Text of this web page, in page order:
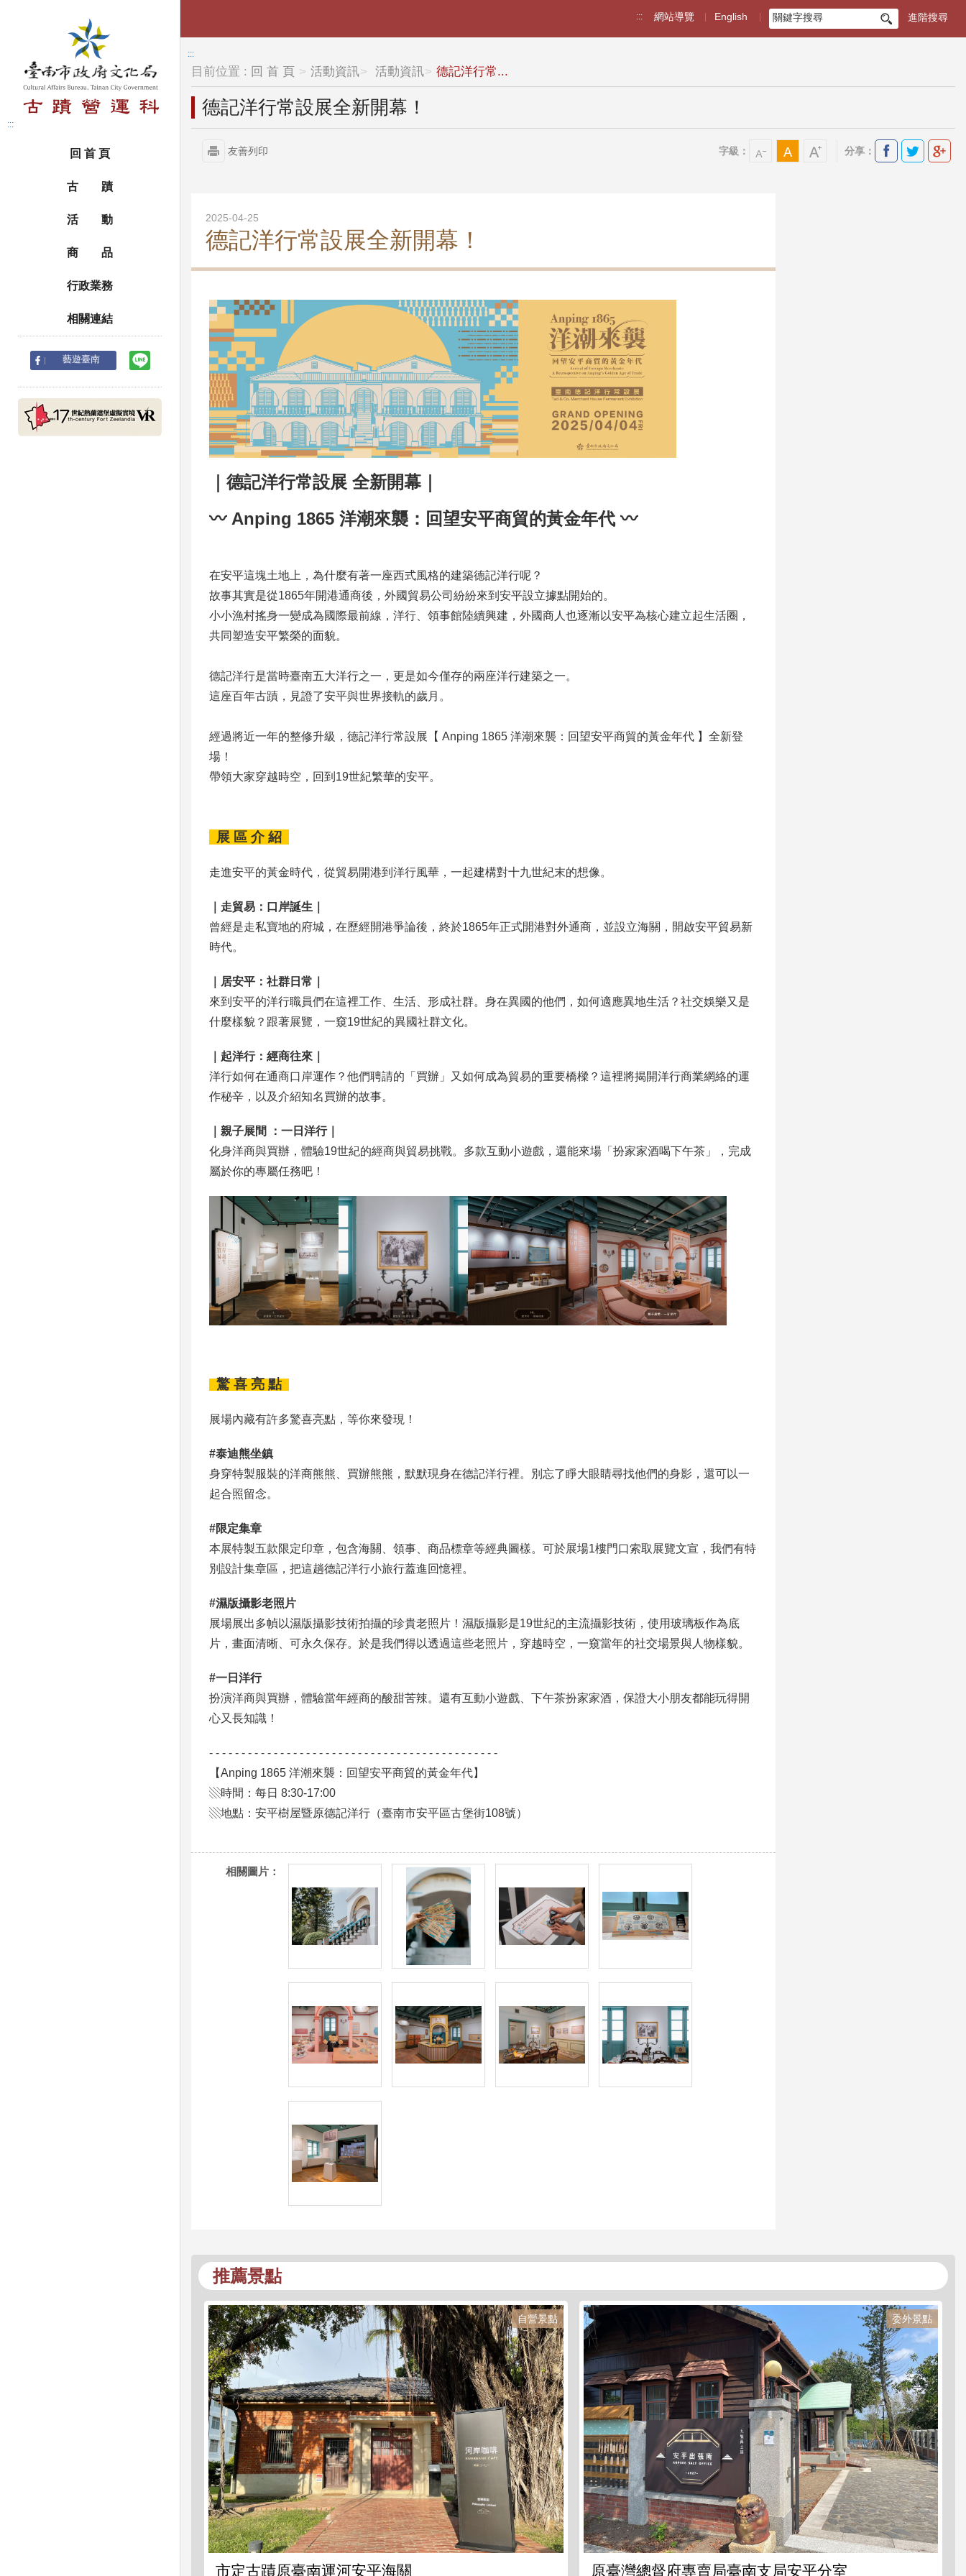
:::
回 首 頁
古 蹟
活 動
商 品
行政業務
相關連結
藝遊臺南
::: 網站導覽 English 搜
尋
進階搜尋
:::
目前位置 : 回 首 頁 活動資訊 活動資訊 德記洋行常...
德記洋行常設展全新開幕！
友善列印 字級： 分享：
2025-04-25
德記洋行常設展全新開幕！
｜德記洋行常設展 全新開幕｜
〰️ Anping 1865 洋潮來襲：回望安平商貿的黃金年代 〰️
在安平這塊土地上，為什麼有著一座西式風格的建築德記洋行呢？
故事其實是從1865年開港通商後，外國貿易公司紛紛來到安平設立據點開始的。
小小漁村搖身一變成為國際最前線，洋行、領事館陸續興建，外國商人也逐漸以安平為核心建立起生活圈，
共同塑造安平繁榮的面貌。
德記洋行是當時臺南五大洋行之一，更是如今僅存的兩座洋行建築之一。
這座百年古蹟，見證了安平與世界接軌的歲月。
經過將近一年的整修升級，德記洋行常設展【 Anping 1865 洋潮來襲：回望安平商貿的黃金年代 】全新登
場！
帶領大家穿越時空，回到19世紀繁華的安平。
展 區 介 紹
走進安平的黃金時代，從貿易開港到洋行風華，一起建構對十九世紀末的想像。
走貿易：口岸誕生｜
曾經是走私寶地的府城，在歷經開港爭論後，終於1865年正式開港對外通商，並設立海關，開啟安平貿易新
時代。
｜居安平：社群日常｜
來到安平的洋行職員們在這裡工作、生活、形成社群。身在異國的他們，如何適應異地生活？社交娛樂又是
什麼樣貌？跟著展覽，一窺19世紀的異國社群文化。
｜起洋行：經商往來｜
洋行如何在通商口岸運作？他們聘請的「買辦」又如何成為貿易的重要橋樑？這裡將揭開洋行商業網絡的運
作秘辛，以及介紹知名買辦的故事。
｜親子展間 ：一日洋行｜
化身洋商與買辦，體驗19世紀的經商與貿易挑戰。多款互動小遊戲，還能來場「扮家家酒喝下午茶」，完成
屬於你的專屬任務吧！
驚 喜 亮 點
展場內藏有許多驚喜亮點，等你來發現！
#泰迪熊坐鎮
身穿特製服裝的洋商熊熊、買辦熊熊，默默現身在德記洋行裡。別忘了睜大眼睛尋找他們的身影，還可以一
起合照留念。
#限定集章
本展特製五款限定印章，包含海關、領事、商品標章等經典圖樣。可於展場1樓門口索取展覽文宣，我們有特
別設計集章區，把這趟德記洋行小旅行蓋進回憶裡。
#濕版攝影老照片
展場展出多幀以濕版攝影技術拍攝的珍貴老照片！濕版攝影是19世紀的主流攝影技術，使用玻璃板作為底
片，畫面清晰、可永久保存。於是我們得以透過這些老照片，穿越時空，一窺當年的社交場景與人物樣貌。
#一日洋行
扮演洋商與買辦，體驗當年經商的酸甜苦辣。還有互動小遊戲、下午茶扮家家酒，保證大小朋友都能玩得開
心又長知識！
- - - - - - - - - - - - - - - - - - - - - - - - - - - - - - - - - - - - - - - - - - - - -
【Anping 1865 洋潮來襲：回望安平商貿的黃金年代】
▧時間：每日 8:30-17:00
▧地點：安平樹屋暨原德記洋行（臺南市安平區古堡街108號）
相關圖片：
推薦景點
自營景點
市定古蹟原臺南運河安平海關
委外景點
原臺灣總督府專賣局臺南支局安平分室